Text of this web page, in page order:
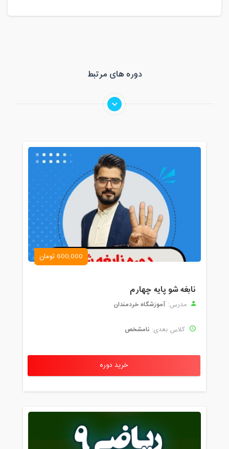
دوره های مرتبط
600,000 تومان
نابغه شو پایه چهارم
مدرس: آموزشگاه خردمندان
کلاس بعدی: نامشخص
خرید دوره